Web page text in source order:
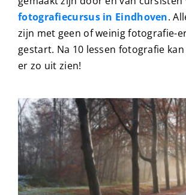
fotografiecursus in Eindhoven.
zijn met geen of weinig fotografie-
gestart. Na 10 lessen fotografie
er zo uit zien!